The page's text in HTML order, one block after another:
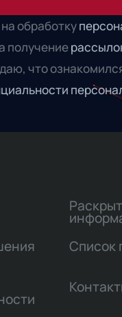
обработку
получение
что
Список